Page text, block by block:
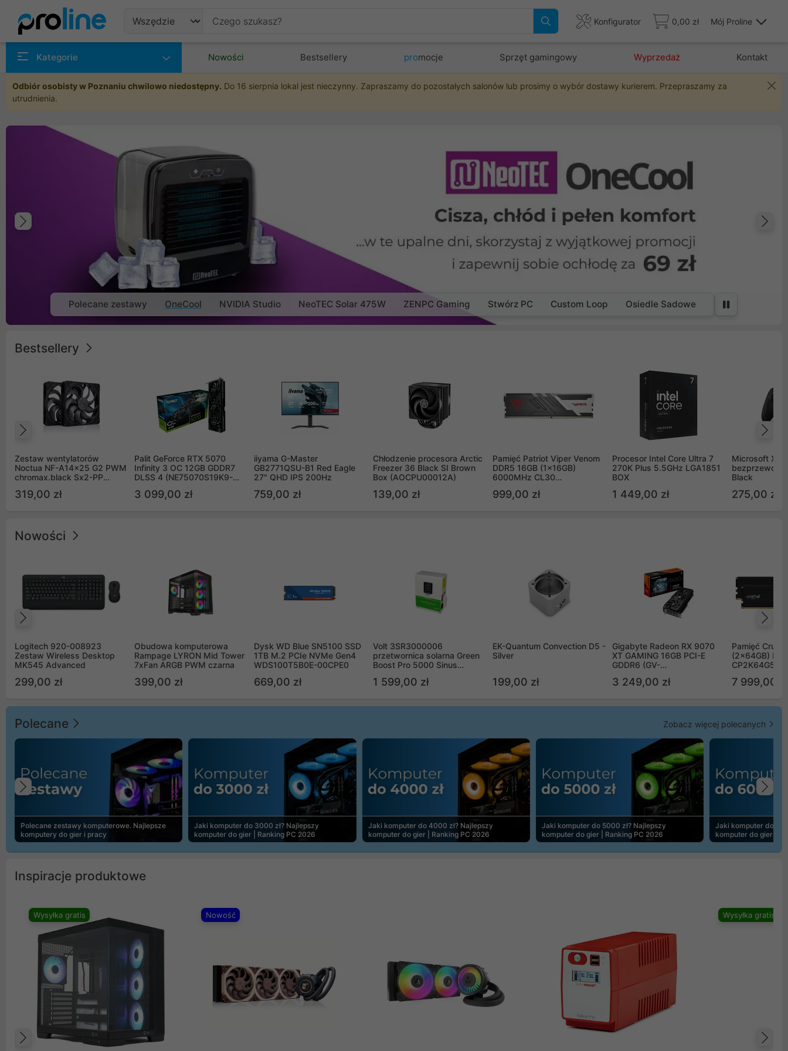
Konfigurator 0,00 zł Mój Proline
Kategorie Nowości Bestsellery promocje Sprzęt gamingowy Wyprzedaż Kontakt
Odbiór osobisty w Poznaniu chwilowo niedostępny. Do 16 sierpnia lokal jest nieczynny. Zapraszamy do pozostałych salonów lub prosimy o wybór dostawy kurierem. Przepraszamy za
utrudnienia.
Poprzedni
Polecane zestawy OneCool NVIDIA Studio NeoTEC Solar 475W ZENPC Gaming Stwórz PC Custom Loop Osiedle Sadowe
Bestsellery
Zestaw wentylatorów
Noctua NF-A14x25 G2 PWM
chromax.black Sx2-PP
(2szt)
319,00 zł
Palit GeForce RTX 5070
Infinity 3 OC 12GB GDDR7
DLSS 4 (NE75070S19K9-
3 099,00 zł
iiyama G-Master
GB2771QSU-B1 Red Eagle
27" QHD IPS 200Hz
759,00 zł
Chłodzenie procesora Arctic
Freezer 36 Black SI Brown
Box (AOCPU00012A)
139,00 zł
Pamięć Patriot Viper Venom
DDR5 16GB (1x16GB)
6000MHz CL30
999,00 zł
Procesor Intel Core Ultra 7
270K Plus 5.5GHz LGA1851
BOX
1 449,00 zł
Microsoft
Black
275,00 zł
Nowości
Logitech 920-008923
Zestaw Wireless Desktop
MK545 Advanced
299,00 zł
Obudowa komputerowa
Rampage LYRON Mid Tower
7xFan ARGB PWM czarna
399,00 zł
Dysk WD Blue SN5100 SSD
1TB M.2 PCIe NVMe Gen4
WDS100T5B0E-00CPE0
669,00 zł
Volt 3SR3000006
przetwornica solarna Green
Boost Pro 5000 Sinus
1 599,00 zł
EK-Quantum Convection D5 -
Silver
199,00 zł
Gigabyte Radeon RX 9070
XT GAMING 16GB PCI-E
GDDR6 (GV-
3 249,00 zł
Pamięć
(2x64GB)
7 999,00 zł
Polecane Zobacz więcej polecanych
Polecane zestawy komputerowe. Najlepsze
komputery do gier i pracy
Jaki komputer do 3000 zł? Najlepszy
komputer do gier | Ranking PC 2026
Jaki komputer do 4000 zł? Najlepszy
komputer do gier | Ranking PC 2026
Jaki komputer do 5000 zł? Najlepszy
komputer do gier | Ranking PC 2026
Jaki komputer do
komputer do gier |
Poprzedni
Inspiracje produktowe
Wysyłka gratis Nowość Wysyłka gratis